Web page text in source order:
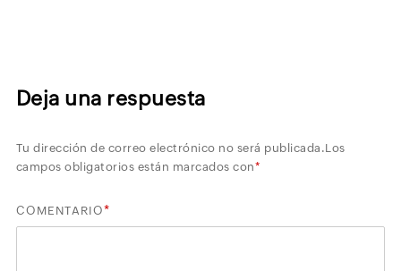
Deja una respuesta
Tu dirección de correo electrónico no será publicada.Los
campos obligatorios están marcados con*
COMENTARIO*